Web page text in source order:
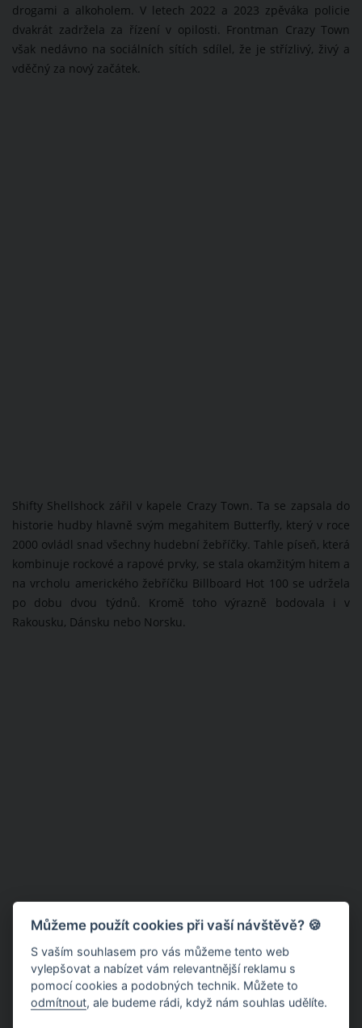
drogami a alkoholem. V letech 2022 a 2023 zpěváka policie
dvakrát zadržela za řízení v opilosti. Frontman Crazy Town
však nedávno na sociálních sítích sdílel, že je střízlivý, živý a
vděčný za nový začátek.
Shifty Shellshock zářil v kapele Crazy Town. Ta se zapsala do
historie hudby hlavně svým megahitem Butterfly, který v roce
2000 ovládl snad všechny hudební žebříčky. Tahle píseň, která
kombinuje rockové a rapové prvky, se stala okamžitým hitem a
na vrcholu amerického žebříčku Billboard Hot 100 se udržela
po dobu dvou týdnů. Kromě toho výrazně bodovala i v
Rakousku, Dánsku nebo Norsku.
Můžeme použít cookies při vaší návštěvě? 🍪
S vaším souhlasem pro vás můžeme tento web
vylepšovat a nabízet vám relevantnější reklamu s
pomocí cookies a podobných technik. Můžete to
odmítnout, ale budeme rádi, když nám souhlas udělíte.